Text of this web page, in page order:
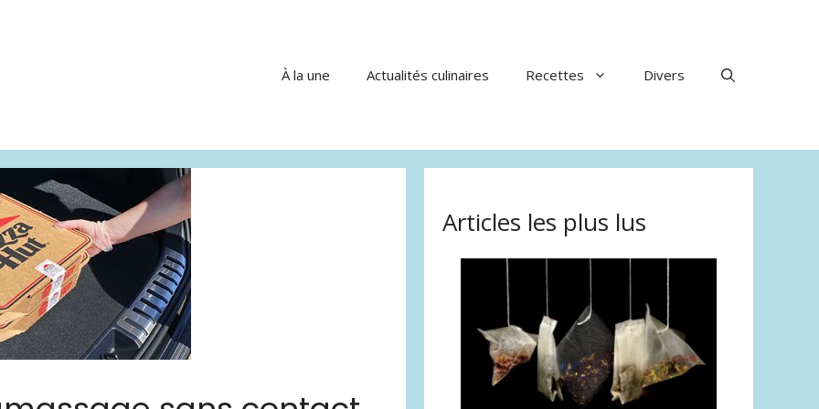
À la une Actualités culinaires Recettes Divers
Articles les plus lus